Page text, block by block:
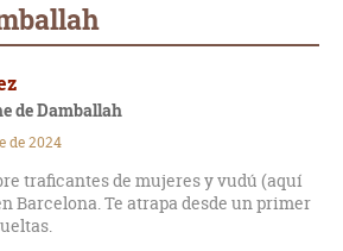
de Damballah
de 2024
traficantes de mujeres y vudú (aquí
Barcelona. Te atrapa desde un primer